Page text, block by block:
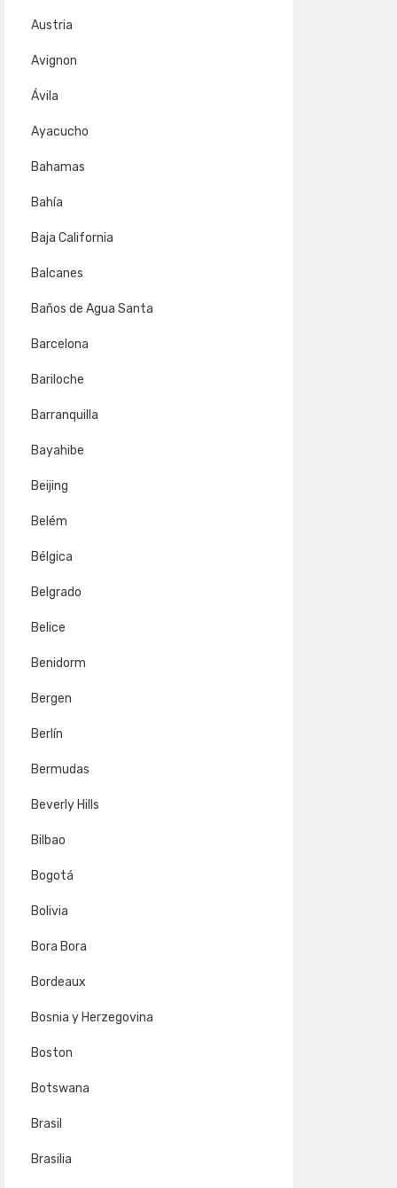
Austria
Avignon
Ávila
Ayacucho
Bahamas
Bahía
Baja California
Balcanes
Baños de Agua Santa
Barcelona
Bariloche
Barranquilla
Bayahibe
Beijing
Belém
Bélgica
Belgrado
Belice
Benidorm
Bergen
Berlín
Bermudas
Beverly Hills
Bilbao
Bogotá
Bolivia
Bora Bora
Bordeaux
Bosnia y Herzegovina
Boston
Botswana
Brasil
Brasilia